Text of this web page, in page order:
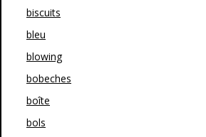
biscuits
bleu
blowing
bobeches
boîte
bols